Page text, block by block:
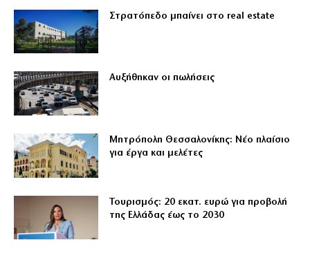
Στρατόπεδο μπαίνει στο real estate
Αυξήθηκαν οι πωλήσεις
Μητρόπολη Θεσσαλονίκης: Νέο πλαίσιο
για έργα και μελέτες
Τουρισμός: 20 εκατ. ευρώ για προβολή
της Ελλάδας έως το 2030